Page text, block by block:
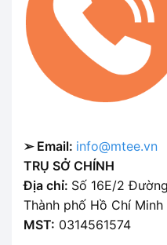
➢ Email: info@mtee.vn
TRỤ SỞ CHÍNH
Địa chỉ: Số 16E/2
Thành phố Hồ Chí Minh
MST: 0314561574